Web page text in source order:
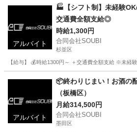
倉庫 スタッフ
アルバイト
🏭【シフト制】未経験
交通費全額支給◎
時給1,300円
合同会社SOUBI
杉並区
【給与】 💰時給1300円～ ＋交通費全額支給 ※
倉庫 スタッフ
アルバイト
📦終わりじまい！お酒の
（板橋区）
月給314,500円
合同会社SOUBI
墨田区